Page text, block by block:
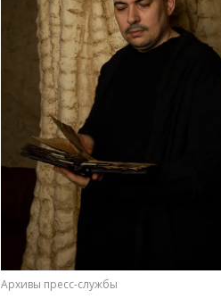
Архивы пресс-службы